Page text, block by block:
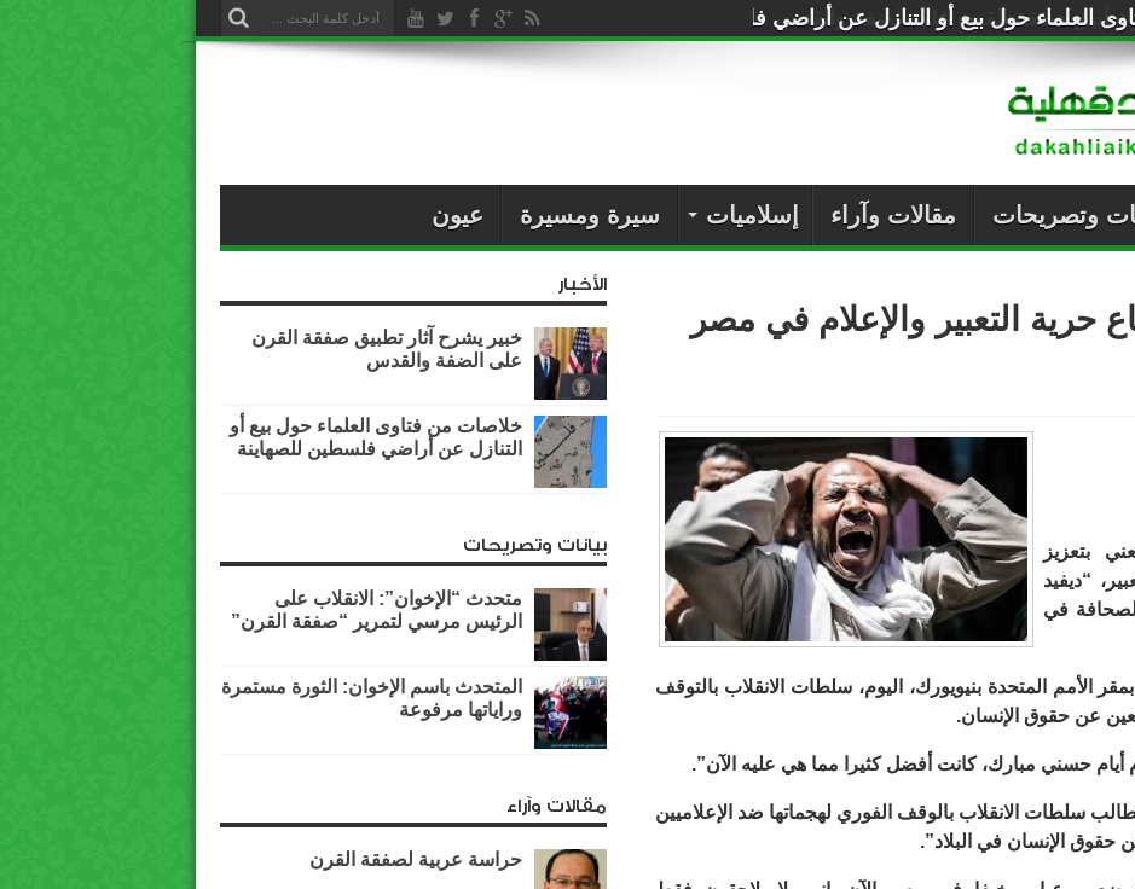
العلماء حول بيع أو التنازل عن أراضي فلسطين للصهاينة
وتصريحات مقالات وآراء إسلاميات سيرة ومسيرة عيون
التعبير والإعلام في مصر
بتعزيز
“ديفيد
في
المتحدة بنيويورك، اليوم، سلطات الانقلاب بالتوقف
عن حقوق الإنسان.
أيام حسني مبارك، كانت أفضل كثيرا مما هي عليه الآن”.
سلطات الانقلاب بالوقف الفوري لهجماتها ضد الإعلاميين
حقوق الإنسان في البلاد”.
الأخبار
خبير يشرح آثار تطبيق صفقة القرن
على الضفة والقدس
خلاصات من فتاوى العلماء حول بيع أو
التنازل عن أراضي فلسطين للصهاينة
بيانات وتصريحات
متحدث “الإخوان”: الانقلاب على
الرئيس مرسي لتمرير “صفقة القرن”
المتحدث باسم الإخوان: الثورة مستمرة
وراياتها مرفوعة
مقالات وآراء
حراسة عربية لصفقة القرن